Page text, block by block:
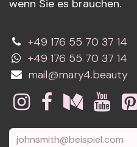
wenn Sie es brauchen.
+49 176 55 70 37 14
+49 176 55 70 37 14
mail@mary4.beauty